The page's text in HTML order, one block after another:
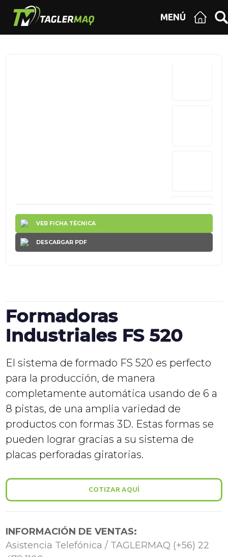
MENÚ
VER FICHA TÉCNICA
DESCARGAR PDF
Formadoras
Industriales FS 520
El sistema de formado FS 520 es perfecto
para la producción, de manera
completamente automática usando de 6 a
8 pistas, de una amplia variedad de
productos con formas 3D. Estas formas se
pueden lograr gracias a su sistema de
placas perforadas giratorias.
COTIZAR AQUÍ
INFORMACIÓN DE VENTAS:
Asistencia Telefónica / TAGLERMAQ (+56) 22